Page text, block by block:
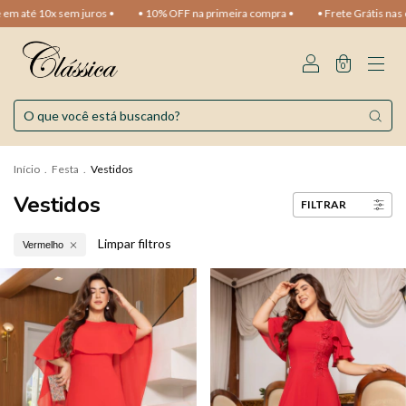
até 10x sem juros • • 10% OFF na primeira compra • • Frete Grátis nas
0
Início . Festa . Vestidos
Vestidos FILTRAR
Vermelho Limpar filtros